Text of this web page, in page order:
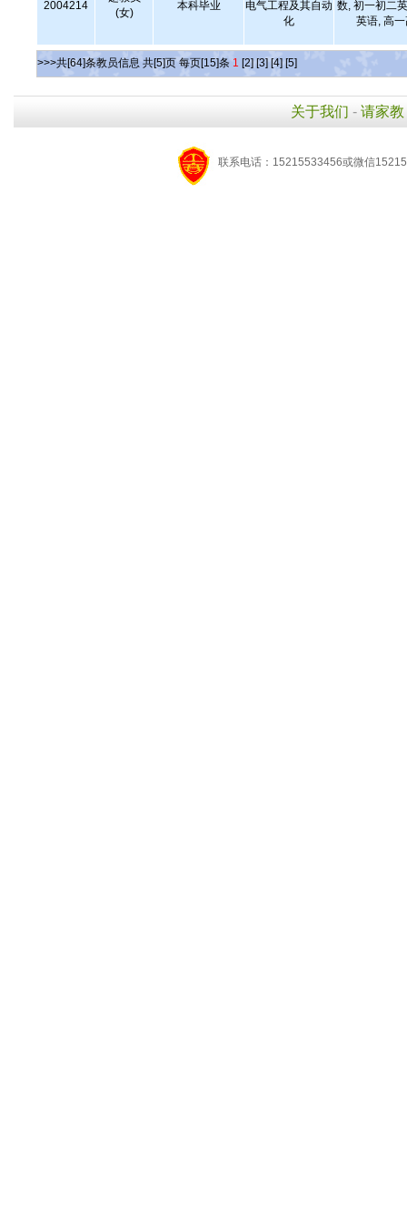
2004214
(女)
本科毕业
电气工程及其自动
化
数, 初一初二
英语, 高
>>>共[64]条教员信息 共[5]页 每页[15]条 1 [2] [3] [4] [5]
关于我们 - 请家教
联系电话：15215533456或微信